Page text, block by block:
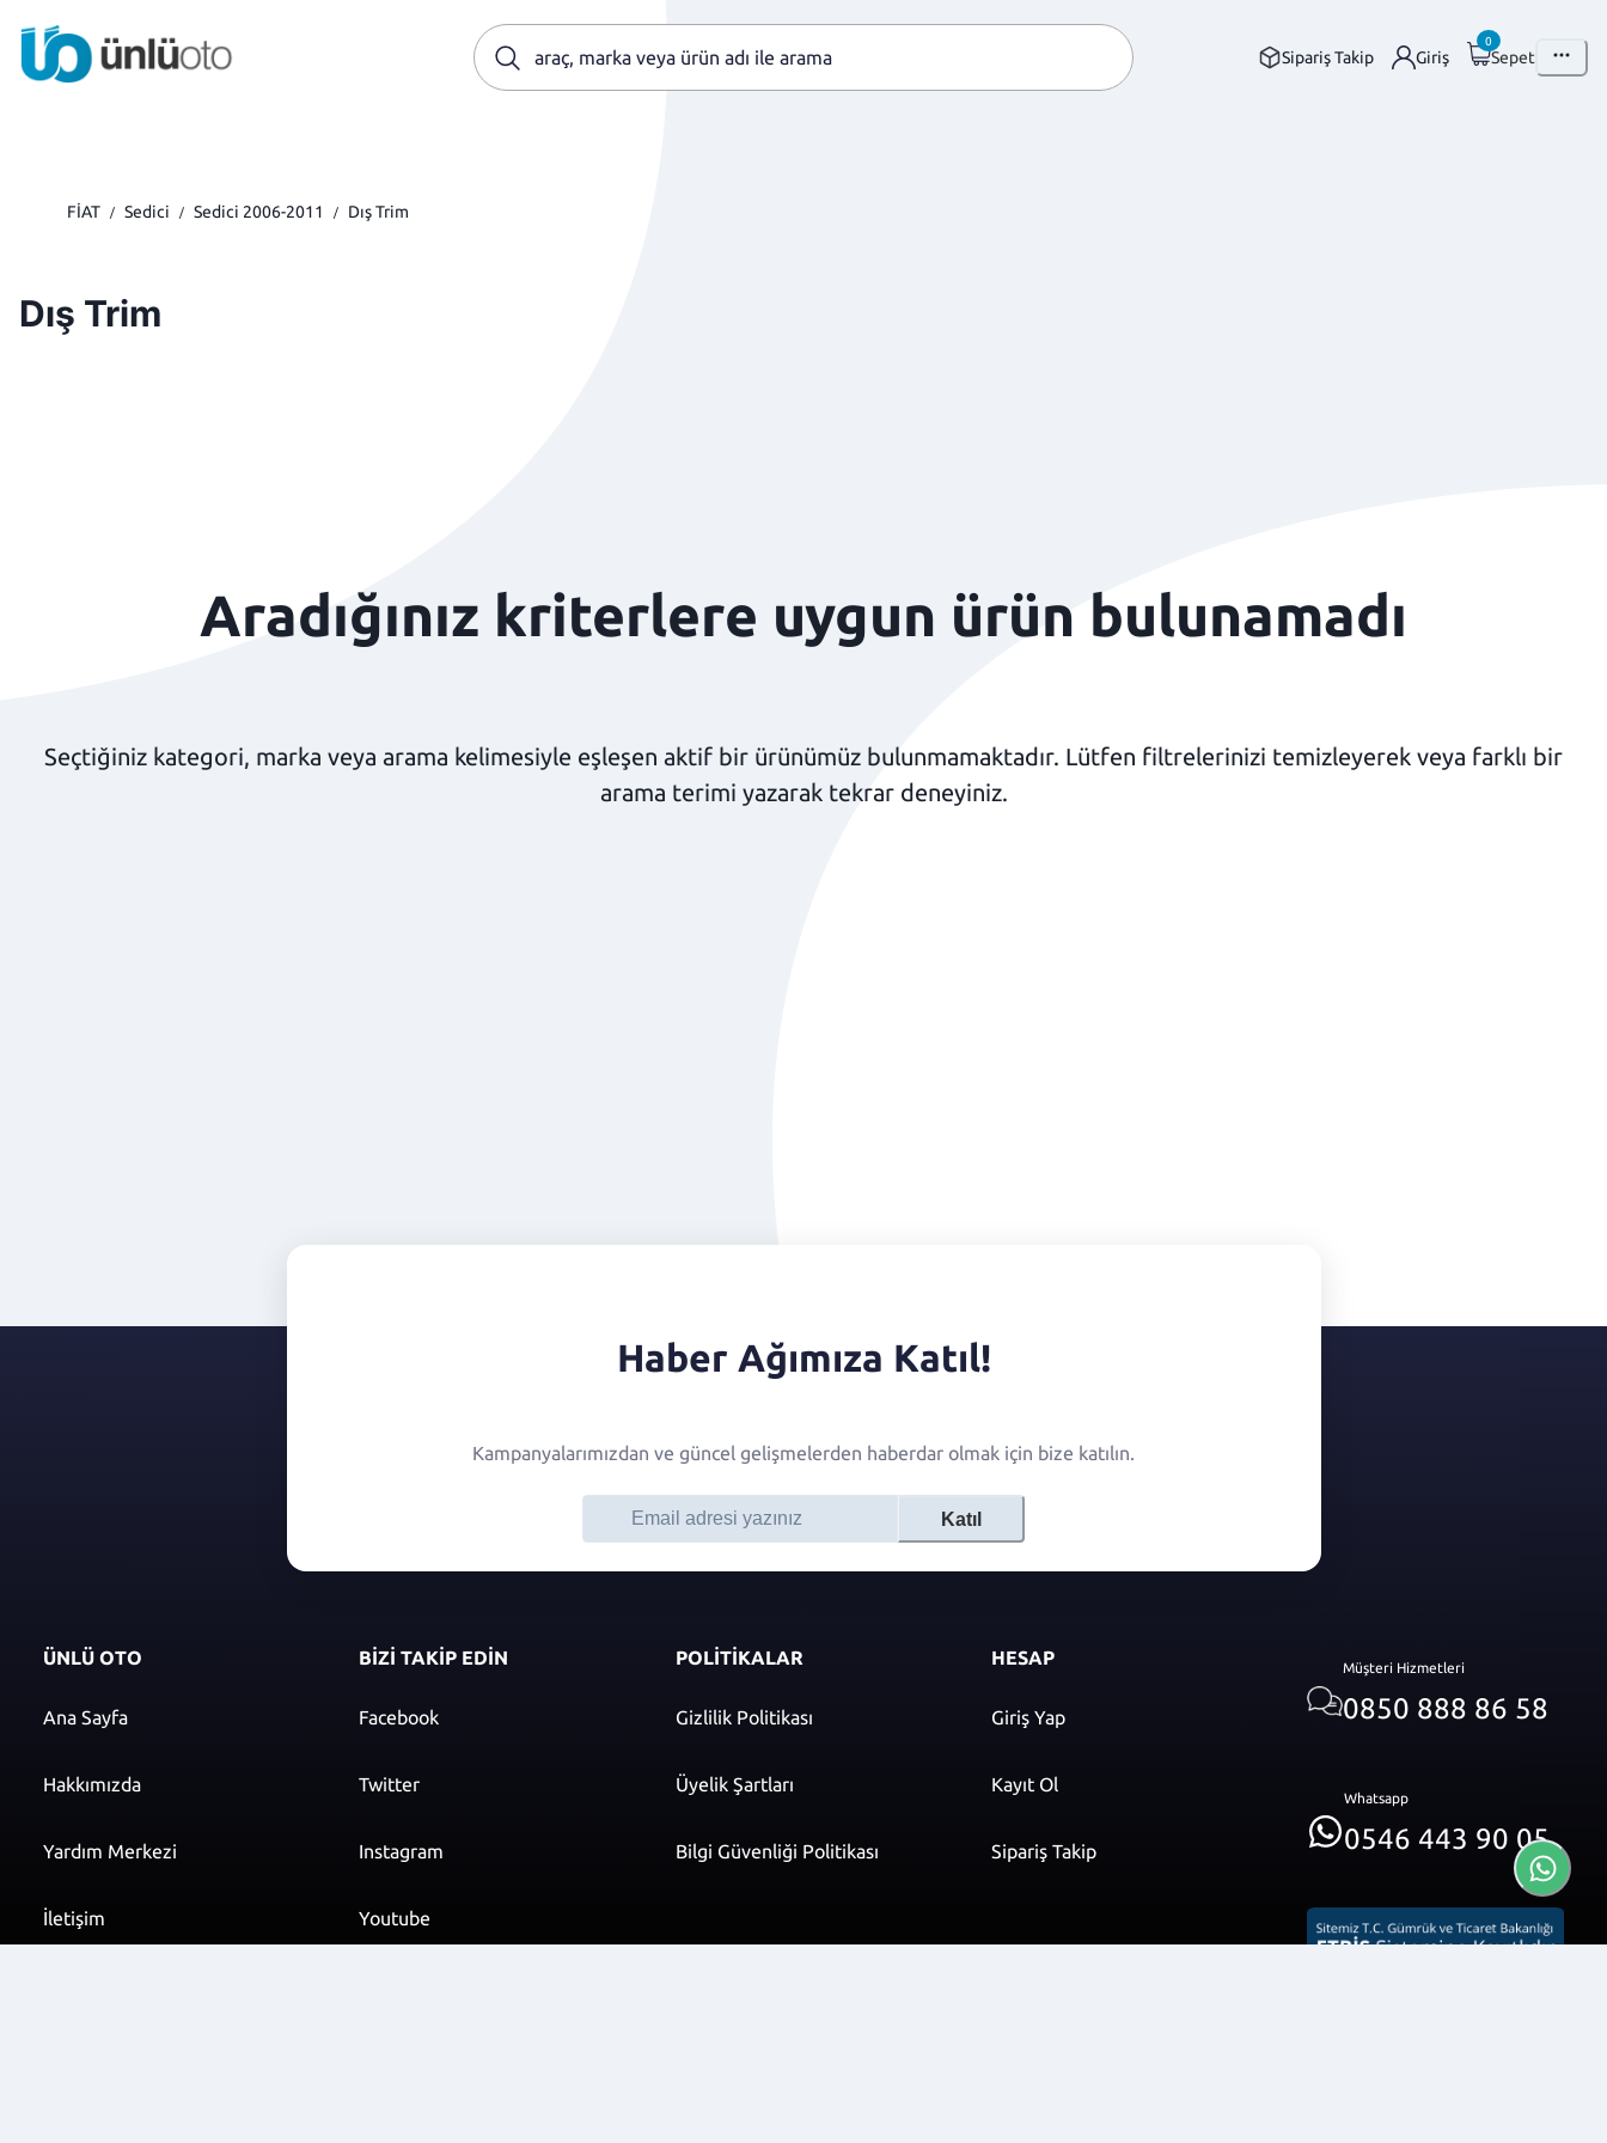
Sipariş Takip Giriş
0
Sepet
FİAT / Sedici / Sedici 2006-2011 / Dış Trim
Dış Trim
Aradığınız kriterlere uygun ürün bulunamadı
Seçtiğiniz kategori, marka veya arama kelimesiyle eşleşen aktif bir ürünümüz bulunmamaktadır. Lütfen filtrelerinizi temizleyerek veya farklı bir
arama terimi yazarak tekrar deneyiniz.
Haber Ağımıza Katıl!
Kampanyalarımızdan ve güncel gelişmelerden haberdar olmak için bize katılın.
Katıl
ÜNLÜ OTO
Ana Sayfa
Hakkımızda
Yardım Merkezi
İletişim
BİZİ TAKİP EDİN
Facebook
Twitter
Instagram
Youtube
POLİTİKALAR
Gizlilik Politikası
Üyelik Şartları
Bilgi Güvenliği Politikası
HESAP
Giriş Yap
Kayıt Ol
Sipariş Takip
Müşteri Hizmetleri
0850 888 86 58
Whatsapp
0546 443 90 05